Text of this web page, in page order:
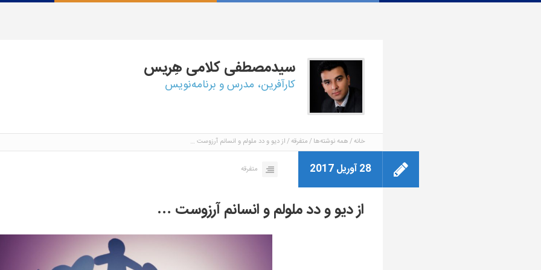
سیدمصطفیکلامی هِریس
کارآفرین، مدرس و برنامه‌نویس
خانه همه نوشته‌ها متفرقه از دیو و دد ملولم و انسانم آرزوست …
28 آوریل 2017 متفرقه
از دیو و دد ملولم و انسانم آرزوست …